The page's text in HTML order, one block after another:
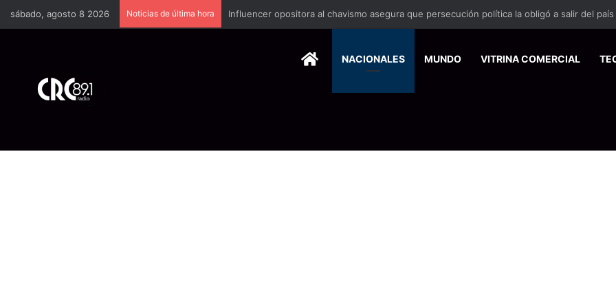
sábado, agosto 8 2026 Noticias de última hora Industria plástica se suma a la economía circular
HOMENACIONALES MUNDO VITRINA COMERCIAL